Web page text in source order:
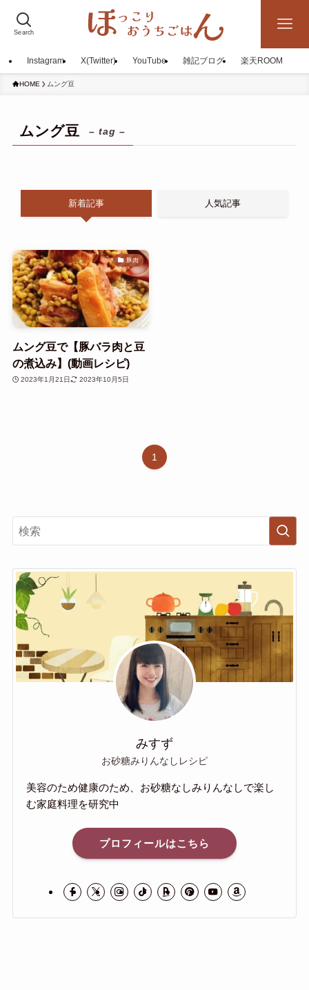
Search
Instagram X(Twitter) YouTube 雑記ブログ 楽天ROOM
HOME ムング豆
ムング豆 – tag –
新着記事 人気記事
豚肉
ムング豆で【豚バラ肉と豆
の煮込み】(動画レシピ)
2023年1月21日 2023年10月5日
1
みすず
お砂糖みりんなしレシピ
美容のため健康のため、お砂糖なしみりんなしで楽し
む家庭料理を研究中
プロフィールはこちら